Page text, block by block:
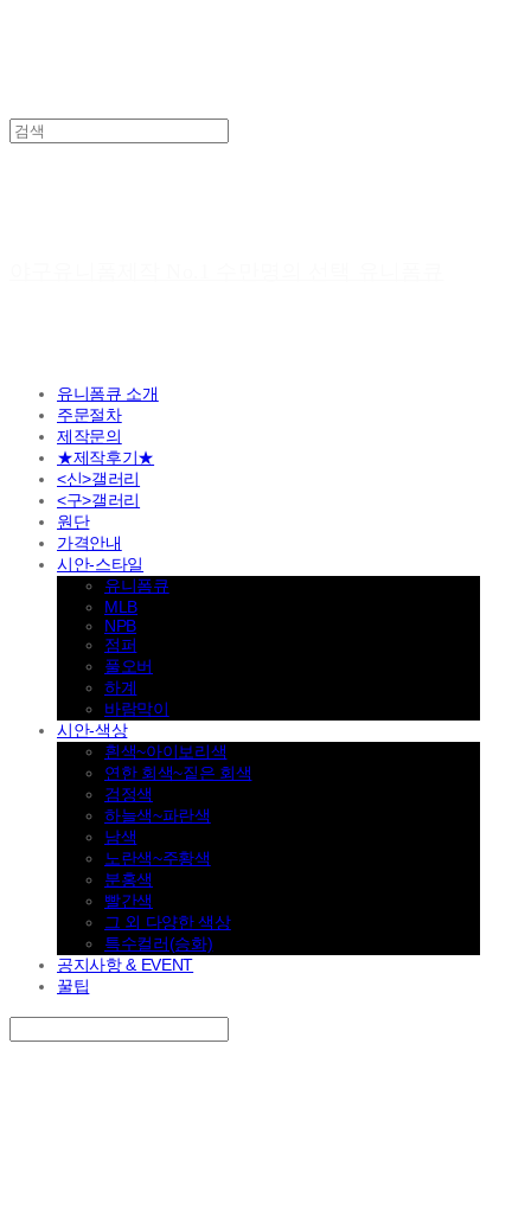
유니폼큐 소개
주문절차
제작문의
★제작후기★
<신>갤러리
<구>갤러리
원단
가격안내
시안-스타일
유니폼큐
MLB
NPB
점퍼
풀오버
하계
바람막이
시안-색상
흰색~아이보리색
연한 회색~짙은 회색
검정색
하늘색~파란색
남색
노란색~주황색
분홍색
빨간색
그 외 다양한 색상
특수컬러(승화)
공지사항 & EVENT
꿀팁